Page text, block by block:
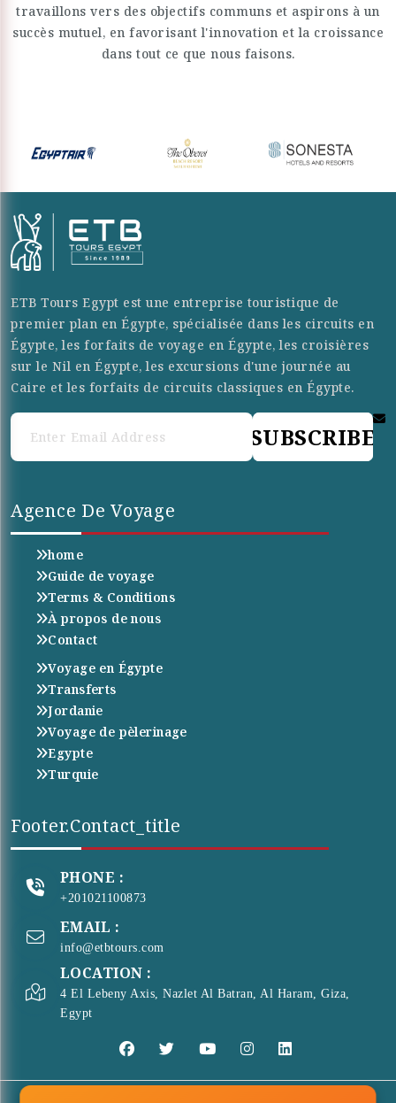
travaillons vers des objectifs communs et aspirons à un
succès mutuel, en favorisant l'innovation et la croissance
dans tout ce que nous faisons.
ETB Tours Egypt est une entreprise touristique de
premier plan en Égypte, spécialisée dans les circuits en
Égypte, les forfaits de voyage en Égypte, les croisières
sur le Nil en Égypte, les excursions d'une journée au
Caire et les forfaits de circuits classiques en Égypte.
SUBSCRIBE
Agence De Voyage
home
Guide de voyage
Terms & Conditions
À propos de nous
Contact
Voyage en Égypte
Transferts
Jordanie
Voyage de pèlerinage
Egypte
Turquie
Footer.contact_title
PHONE :
+201021100873
EMAIL :
info@etbtours.com
LOCATION :
4 El Lebeny Axis, Nazlet Al Batran, Al Haram, Giza,
Egypt